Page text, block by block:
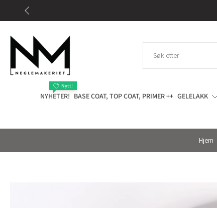
til
NYHETER!
Nytt!
BASE COAT, TOP COAT, PRIMER ++ GELELAKK
Hjem